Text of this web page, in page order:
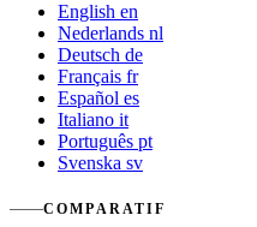
English en
Nederlands nl
Deutsch de
Français fr
Español es
Italiano it
Português pt
Svenska sv
COMPARATIF